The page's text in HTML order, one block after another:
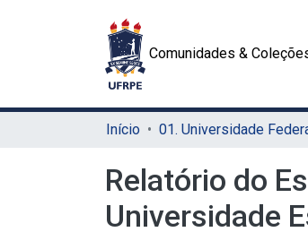
Comunidades &
Início
Relatório do
Universidade